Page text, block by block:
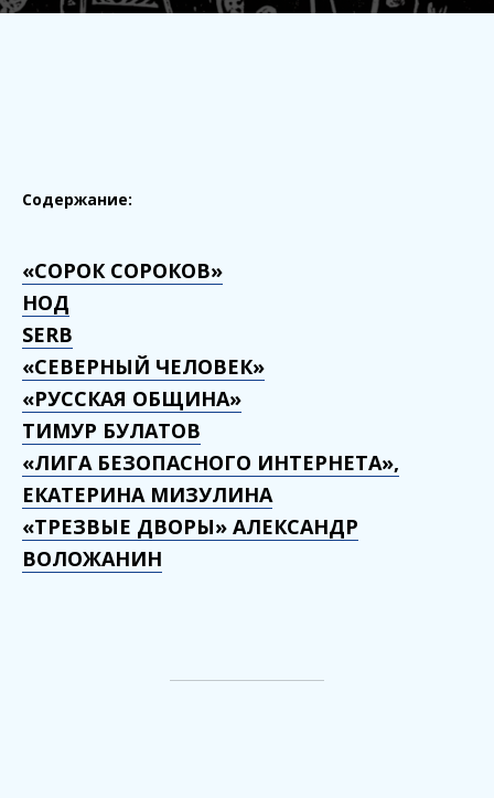
Содержание:
«СОРОК СОРОКОВ»
НОД
SERB
«СЕВЕРНЫЙ ЧЕЛОВЕК»
«РУССКАЯ ОБЩИНА»
ТИМУР БУЛАТОВ
«ЛИГА БЕЗОПАСНОГО ИНТЕРНЕТА»,
ЕКАТЕРИНА МИЗУЛИНА
«ТРЕЗВЫЕ ДВОРЫ» АЛЕКСАНДР
ВОЛОЖАНИН